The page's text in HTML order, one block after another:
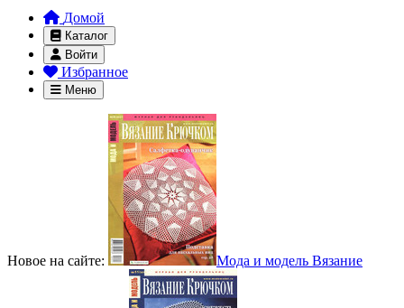
Домой
Каталог
Войти
Избранное
Меню
Новое на сайте: Мода и модель Вязание